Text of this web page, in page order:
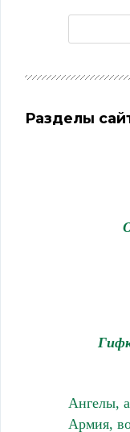
Разделы
Ангелы,
Армия,